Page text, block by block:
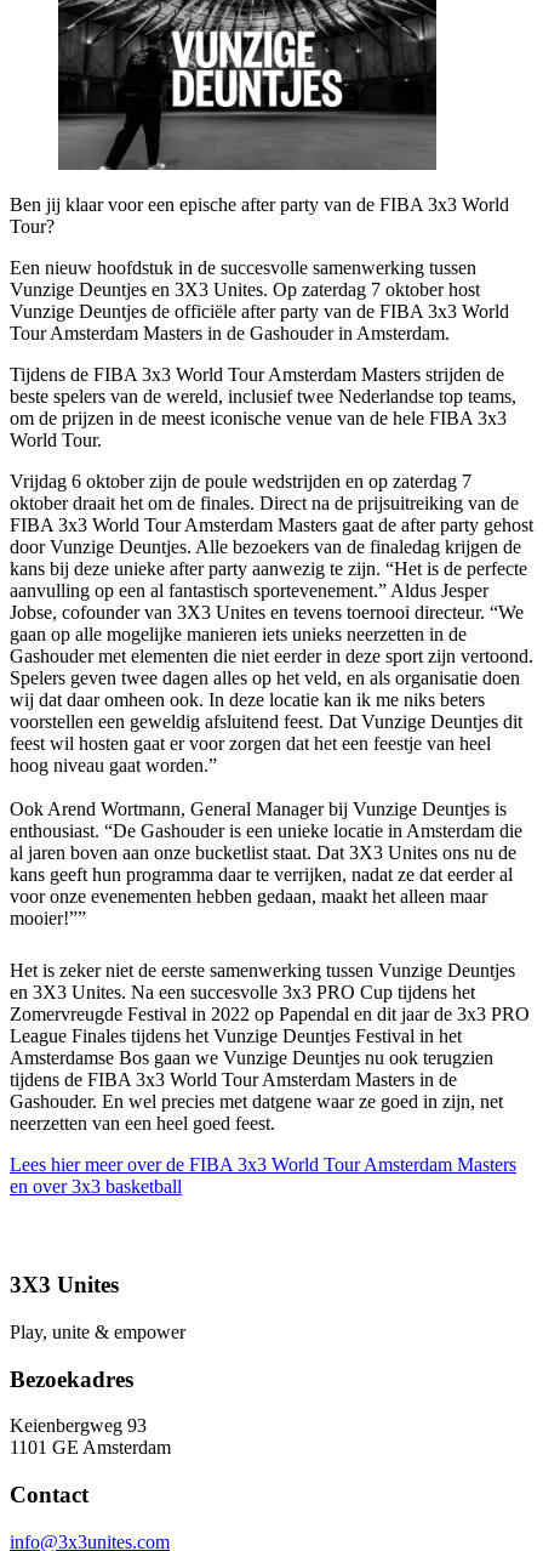
Ben jij klaar voor een epische after party van de FIBA 3x3 World
Tour?
Een nieuw hoofdstuk in de succesvolle samenwerking tussen
Vunzige Deuntjes en 3X3 Unites. Op zaterdag 7 oktober host
Vunzige Deuntjes de officiële after party van de FIBA 3x3 World
Tour Amsterdam Masters in de Gashouder in Amsterdam.
Tijdens de FIBA 3x3 World Tour Amsterdam Masters strijden de
beste spelers van de wereld, inclusief twee Nederlandse top teams,
om de prijzen in de meest iconische venue van de hele FIBA 3x3
World Tour.
Vrijdag 6 oktober zijn de poule wedstrijden en op zaterdag 7
oktober draait het om de finales. Direct na de prijsuitreiking van de
FIBA 3x3 World Tour Amsterdam Masters gaat de after party gehost
door Vunzige Deuntjes. Alle bezoekers van de finaledag krijgen de
kans bij deze unieke after party aanwezig te zijn. “Het is de perfecte
aanvulling op een al fantastisch sportevenement.” Aldus Jesper
Jobse, cofounder van 3X3 Unites en tevens toernooi directeur. “We
gaan op alle mogelijke manieren iets unieks neerzetten in de
Gashouder met elementen die niet eerder in deze sport zijn vertoond.
Spelers geven twee dagen alles op het veld, en als organisatie doen
wij dat daar omheen ook. In deze locatie kan ik me niks beters
voorstellen een geweldig afsluitend feest. Dat Vunzige Deuntjes dit
feest wil hosten gaat er voor zorgen dat het een feestje van heel
hoog niveau gaat worden.”
Ook Arend Wortmann, General Manager bij Vunzige Deuntjes is
enthousiast. “De Gashouder is een unieke locatie in Amsterdam die
al jaren boven aan onze bucketlist staat. Dat 3X3 Unites ons nu de
kans geeft hun programma daar te verrijken, nadat ze dat eerder al
voor onze evenementen hebben gedaan, maakt het alleen maar
mooier!””
Het is zeker niet de eerste samenwerking tussen Vunzige Deuntjes
en 3X3 Unites. Na een succesvolle 3x3 PRO Cup tijdens het
Zomervreugde Festival in 2022 op Papendal en dit jaar de 3x3 PRO
League Finales tijdens het Vunzige Deuntjes Festival in het
Amsterdamse Bos gaan we Vunzige Deuntjes nu ook terugzien
tijdens de FIBA 3x3 World Tour Amsterdam Masters in de
Gashouder. En wel precies met datgene waar ze goed in zijn, net
neerzetten van een heel goed feest.
Lees hier meer over de FIBA 3x3 World Tour Amsterdam Masters
en over 3x3 basketball
3X3 Unites
Play, unite & empower
Bezoekadres
Keienbergweg 93
1101 GE Amsterdam
Contact
info@3x3unites.com